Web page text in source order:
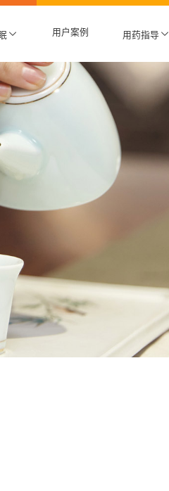
眠
素
图谱
用户案例 用药指导
用药指导
健康小贴士